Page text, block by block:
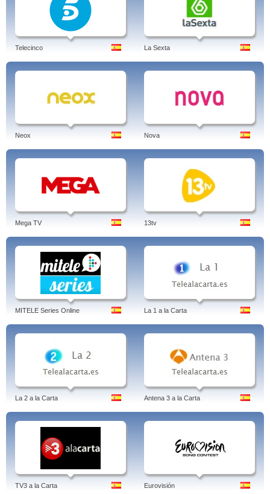
Telecinco La Sexta
Neox Nova
Mega TV 13tv
MITELE Series Online La 1 a la Carta
La 2 a la Carta Antena 3 a la Carta
TV3 a la Carta Eurovisión